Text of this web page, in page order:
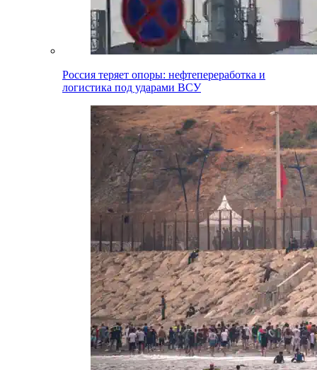
Россия теряет опоры: нефтепереработка и
логистика под ударами ВСУ